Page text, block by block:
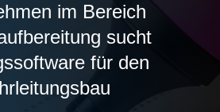
im Bereich
sucht
für den